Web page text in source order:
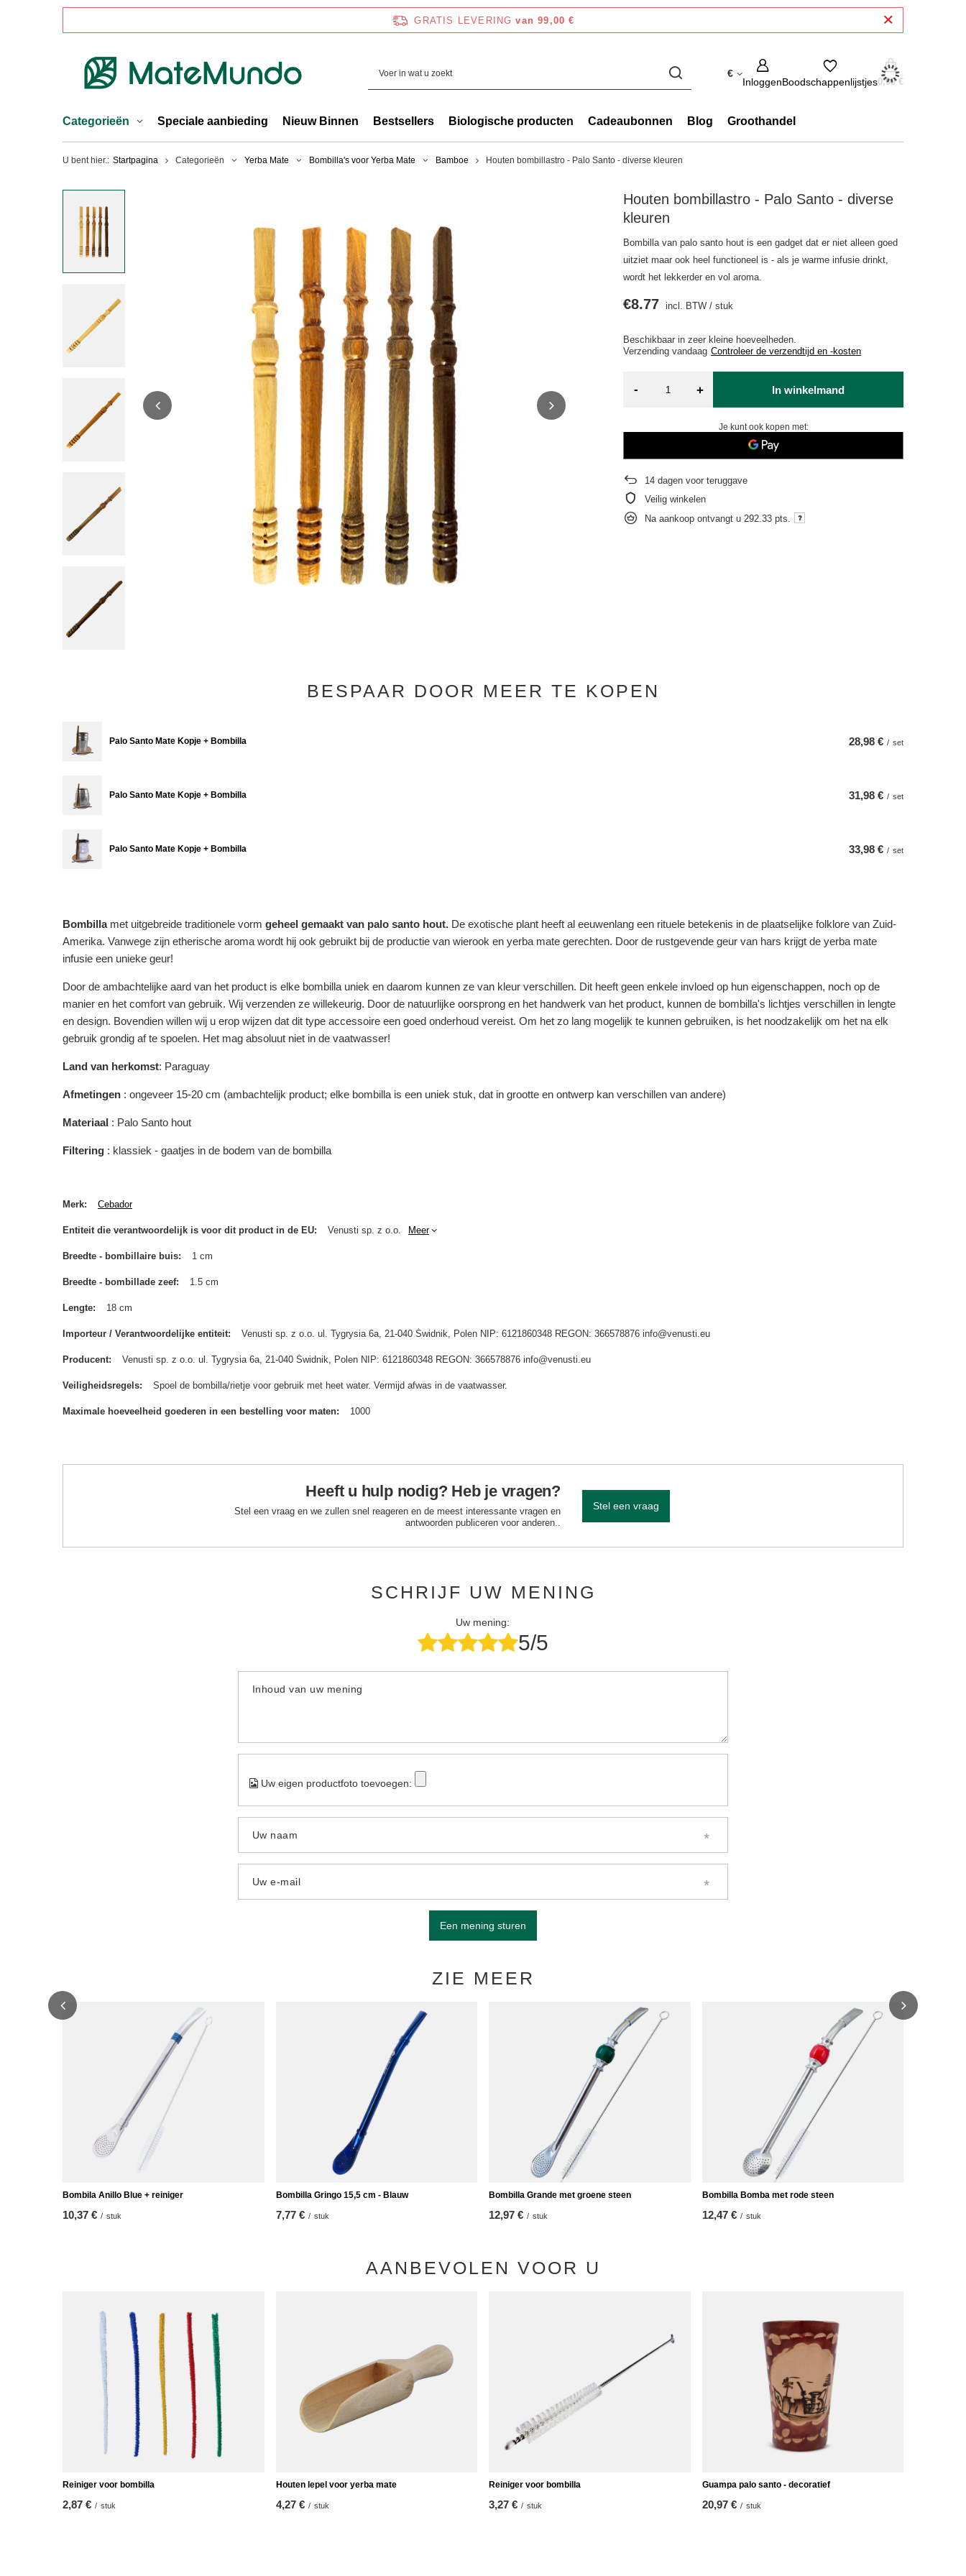
GRATIS LEVERING van 99,00 €
€
InloggenBoodschappenlijstjes0,00 €
Categorieën Speciale aanbieding Nieuw Binnen Bestsellers Biologische producten Cadeaubonnen Blog Groothandel
U bent hier.: Startpagina Categorieën Yerba Mate Bombilla's voor Yerba Mate Bamboe Houten bombillastro - Palo Santo - diverse kleuren
Houten bombillastro - Palo Santo - diverse
kleuren
Bombilla van palo santo hout is een gadget dat er niet alleen goed
uitziet maar ook heel functioneel is - als je warme infusie drinkt,
wordt het lekkerder en vol aroma.
Beschikbaar in zeer kleine hoeveelheden
Verzendingvandaag Controleer de verzendtijd en -kosten
€8.77 incl. BTW /stuk
- + In winkelmand
Je kunt ook kopen met:
14 dagen voor teruggave
Veilig winkelen
Na aankoop ontvangt u 292.33 pts.
BESPAAR DOOR MEER TE KOPEN
Palo Santo Mate Kopje + Bombilla 28,98 € / set
Palo Santo Mate Kopje + Bombilla 31,98 € / set
Palo Santo Mate Kopje + Bombilla 33,98 € / set
Bombilla met uitgebreide traditionele vorm geheel gemaakt van palo santo hout. De exotische plant heeft al eeuwenlang een rituele betekenis in de plaatselijke folklore van Zuid-
Amerika. Vanwege zijn etherische aroma wordt hij ook gebruikt bij de productie van wierook en yerba mate gerechten. Door de rustgevende geur van hars krijgt de yerba mate
infusie een unieke geur!
Door de ambachtelijke aard van het product is elke bombilla uniek en daarom kunnen ze van kleur verschillen. Dit heeft geen enkele invloed op hun eigenschappen, noch op de
manier en het comfort van gebruik. Wij verzenden ze willekeurig. Door de natuurlijke oorsprong en het handwerk van het product, kunnen de bombilla's lichtjes verschillen in lengte
en design. Bovendien willen wij u erop wijzen dat dit type accessoire een goed onderhoud vereist. Om het zo lang mogelijk te kunnen gebruiken, is het noodzakelijk om het na elk
gebruik grondig af te spoelen. Het mag absoluut niet in de vaatwasser!
Land van herkomst: Paraguay
Afmetingen : ongeveer 15-20 cm (ambachtelijk product; elke bombilla is een uniek stuk, dat in grootte en ontwerp kan verschillen van andere)
Materiaal : Palo Santo hout
Filtering : klassiek - gaatjes in de bodem van de bombilla
Merk Cebador
Entiteit die verantwoordelijk is voor dit product in de EU Venusti sp. z o.o. Meer
Breedte - bombillaire buis 1 cm
Breedte - bombillade zeef 1.5 cm
Lengte 18 cm
Importeur / Verantwoordelijke entiteit Venusti sp. z o.o. ul. Tygrysia 6a, 21-040 Świdnik, Polen NIP: 6121860348 REGON: 366578876 info@venusti.eu
Producent Venusti sp. z o.o. ul. Tygrysia 6a, 21-040 Świdnik, Polen NIP: 6121860348 REGON: 366578876 info@venusti.eu
Veiligheidsregels Spoel de bombilla/rietje voor gebruik met heet water. Vermijd afwas in de vaatwasser.
Maximale hoeveelheid goederen in een bestelling voor maten 1000
Heeft u hulp nodig? Heb je vragen?
Stel een vraag en we zullen snel reageren en de meest interessante vragen en
antwoorden publiceren voor anderen..
Stel een vraag
SCHRIJF UW MENING
Uw mening:
5/5
Inhoud van uw mening
Uw eigen productfoto toevoegen:
Uw naam
Uw e-mail
Een mening sturen
ZIE MEER
Bombila Anillo Blue + reiniger
10,37 € / stuk
Bombilla Gringo 15,5 cm - Blauw
7,77 € / stuk
Bombilla Grande met groene steen
12,97 € / stuk
Bombilla Bomba met rode steen
12,47 € / stuk
Bombilla
AANBEVOLEN VOOR U
Reiniger voor bombilla
2,87 € / stuk
Houten lepel voor yerba mate
4,27 € / stuk
Reiniger voor bombilla
3,27 € / stuk
Guampa palo santo - decoratief
20,97 € / stuk